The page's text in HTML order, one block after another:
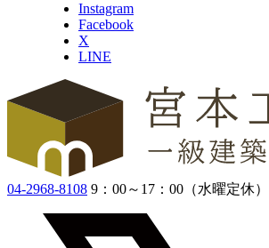
Instagram
Facebook
X
LINE
04-2968-8108 9：00～17：00（水曜定休）